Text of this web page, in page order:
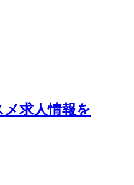
求人情報を